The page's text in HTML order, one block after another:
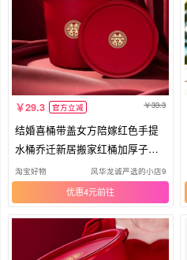
29.3 官方立减 33.3
结婚喜桶带盖女方陪嫁红色手提
水桶乔迁新居搬家红桶加厚子孙
桶
淘宝好物 风华龙诚严选的小店95
优惠4元